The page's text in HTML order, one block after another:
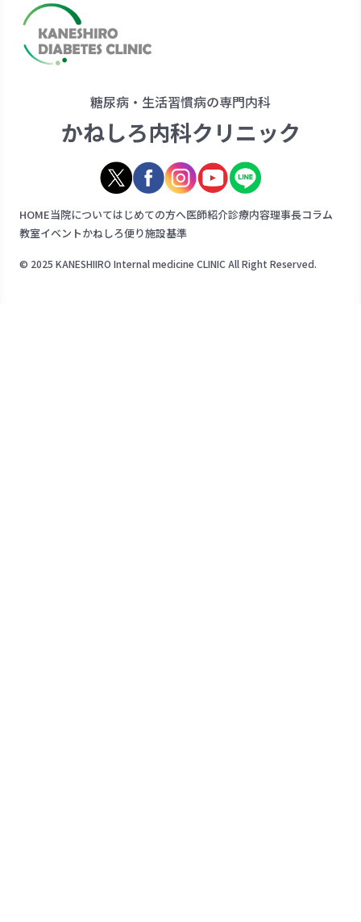
糖尿病・生活習慣病の専門内科
かねしろ内科クリニック
HOME当院についてはじめての方へ医師紹介診療内容理事長コラム
教室イベントかねしろ便り施設基準
© 2025 KANESHIIRO Internal medicine CLINIC All Right Reserved.